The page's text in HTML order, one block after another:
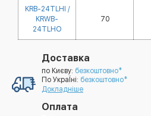
KRB-24TLHI /
KRWB-
24TLHO
70
Доставка
по Києву: безкоштовно*
По УкраЇні: безкоштовно*
Докладніше
Оплата